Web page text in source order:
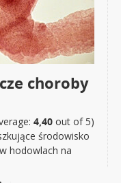
choroby
4,40 out of 5)
środowisko
hodowlach na